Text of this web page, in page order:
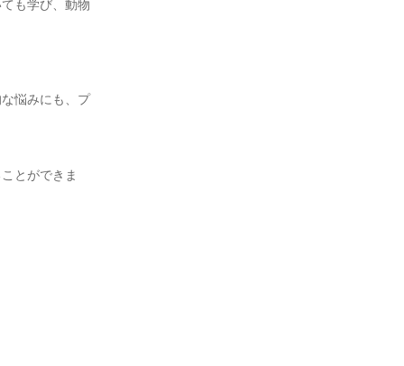
も学び、動物
悩みにも、プ
とができま